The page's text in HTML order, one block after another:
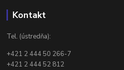
Kontakt
Tel. (ústredňa):
+421 2 444 50 266-7
+421 2 444 52 812